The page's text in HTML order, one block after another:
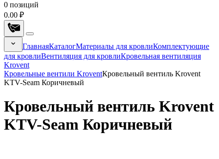
0 позиций
0.00 ₽
ГлавнаяКаталогМатериалы для кровлиКомплектующие
для кровлиВентиляция для кровлиКровельная вентиляция
Krovent
Кровельные вентили KroventКровельный вентиль Krovent
KTV-Seam Коричневый
Кровельный вентиль Krovent
KTV-Seam Коричневый